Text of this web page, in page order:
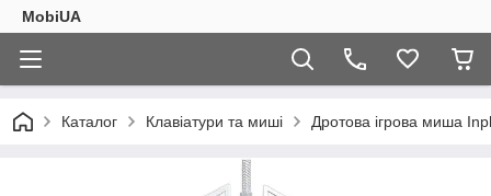
MobiUA
Каталог Клавіатури та миші Дротова ігрова миша